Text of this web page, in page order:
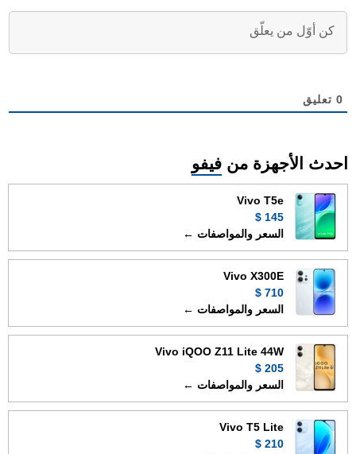
0 تعليق
احدث الأجهزة من فيفو
Vivo T5e
145 $
السعر والمواصفات ←
Vivo X300E
710 $
السعر والمواصفات ←
Vivo iQOO Z11 Lite 44W
205 $
السعر والمواصفات ←
Vivo T5 Lite
210 $